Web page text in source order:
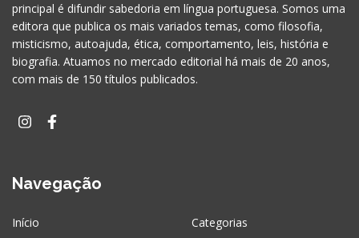
principal é difundir sabedoria em língua portuguesa. Somos uma
editora que publica os mais variados temas, como filosofia,
misticismo, autoajuda, ética, comportamento, leis, história e
biografia. Atuamos no mercado editorial há mais de 20 anos,
com mais de 150 títulos publicados.
Navegação
Início Categorias